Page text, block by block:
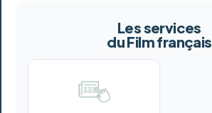
Les services
du Film français